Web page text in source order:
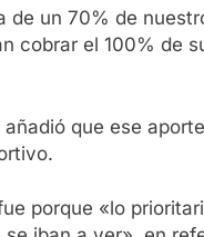
un 70% de
cobrar el 100% de
que ese
porque «lo